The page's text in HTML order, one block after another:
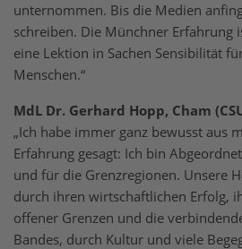
unternommen. Bis die Medien
schreiben. Die Münchner Erfahrung
eine Lektion in Sachen Sensibilität
Menschen.“
MdL Dr. Gerhard Hopp, Cham
„Ich habe immer ganz bewusst aus
Erfahrung gesagt: Ich bin
und für die Grenzregionen. Unsere
durch ihren wirtschaftlichen Erfolg,
offener Grenzen und die
Bandes, durch Kultur und viele